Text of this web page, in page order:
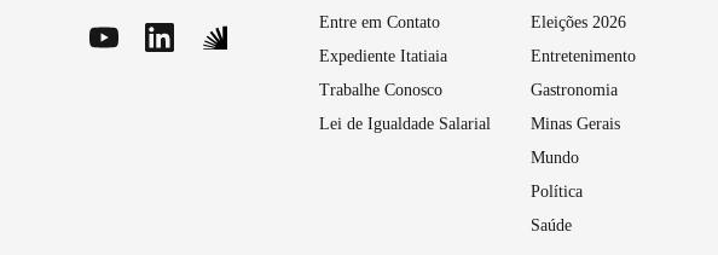
Entre em Contato
Expediente Itatiaia
Trabalhe Conosco
Lei de Igualdade Salarial
Eleições 2026
Entretenimento
Gastronomia
Minas Gerais
Mundo
Política
Saúde